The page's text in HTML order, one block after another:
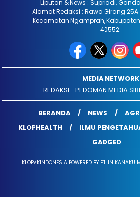
Liputan & News : Supriadi,
Alamat Redaksi : Rawa Girang
Kecamatan Ngamprah,
40552.
MEDIA NETWORK
REDAKSI
PEDOMAN MEDIA
BERANDA NEWS
KLOPHEALTH
ILMU
GADGED
KLOPAKINDONESIA POWERED BY PT.